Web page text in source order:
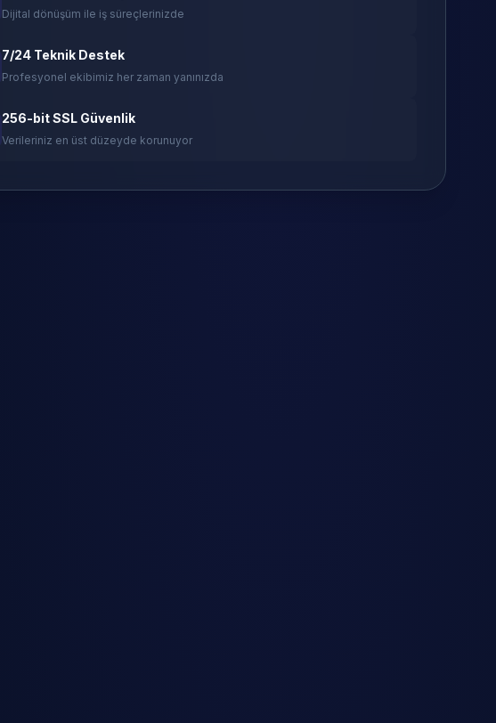
Dijital dönüşüm ile iş süreçlerinizde
7/24 Teknik Destek
Profesyonel ekibimiz her zaman yanınızda
256-bit SSL Güvenlik
Verileriniz en üst düzeyde korunuyor